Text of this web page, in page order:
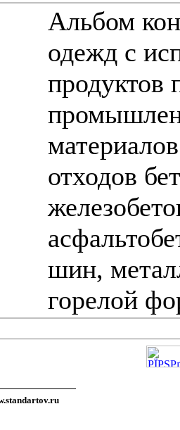
Альбом
одежд с
продуктов
отходов
шин,
горелой